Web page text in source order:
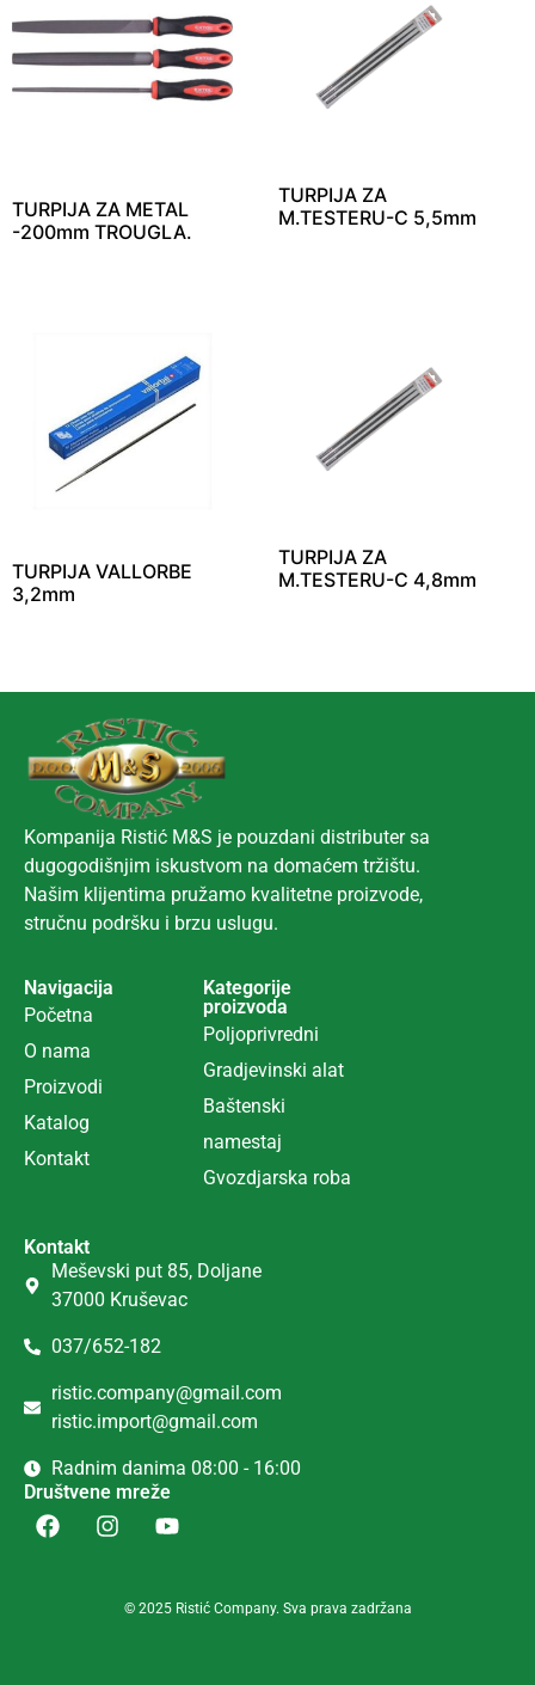
TURPIJA ZA METAL
-200mm TROUGLA.
TURPIJA ZA
M.TESTERU-C 5,5mm
TURPIJA VALLORBE
3,2mm
TURPIJA ZA
M.TESTERU-C 4,8mm
Kompanija Ristić M&S je pouzdani distributer sa
dugogodišnjim iskustvom na domaćem tržištu.
Našim klijentima pružamo kvalitetne proizvode,
stručnu podršku i brzu uslugu.
Navigacija
Početna
O nama
Proizvodi
Katalog
Kontakt
Kategorije
proizvoda
Poljoprivredni
Gradjevinski alat
Baštenski
namestaj
Gvozdjarska roba
Kontakt
Meševski put 85, Doljane
37000 Kruševac
037/652-182
ristic.company@gmail.com
ristic.import@gmail.com
Radnim danima 08:00 - 16:00
Društvene mreže
© 2025 Ristić Company. Sva prava zadržana